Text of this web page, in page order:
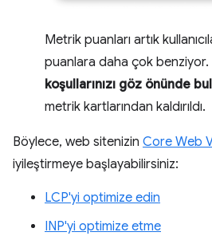
Metrik puanları artık
puanlara daha çok benziyor.
koşullarınızı göz önünde
metrik kartlarından kaldırıldı.
Böylece, web sitenizin Core Web
iyileştirmeye başlayabilirsiniz:
LCP'yi optimize edin
INP'yi optimize etme